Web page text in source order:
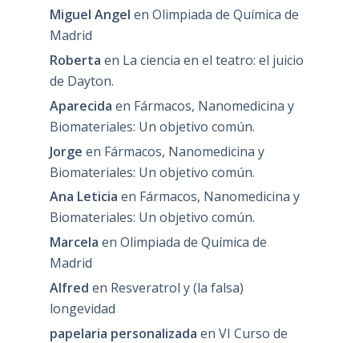
Miguel Angel en Olimpiada de Química de
Madrid
Roberta en La ciencia en el teatro: el juicio
de Dayton.
Aparecida en Fármacos, Nanomedicina y
Biomateriales: Un objetivo común.
Jorge en Fármacos, Nanomedicina y
Biomateriales: Un objetivo común.
Ana Leticia en Fármacos, Nanomedicina y
Biomateriales: Un objetivo común.
Marcela en Olimpiada de Química de
Madrid
Alfred en Resveratrol y (la falsa)
longevidad
papelaria personalizada en VI Curso de